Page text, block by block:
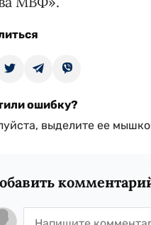
ошибку?
выделите ее